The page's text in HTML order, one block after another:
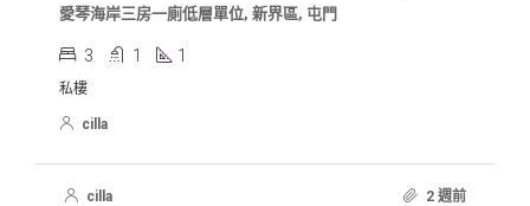
愛琴海岸三房一廁低層單位, 新界區, 屯門
3 1 1
私樓
cilla
cilla 2 週前